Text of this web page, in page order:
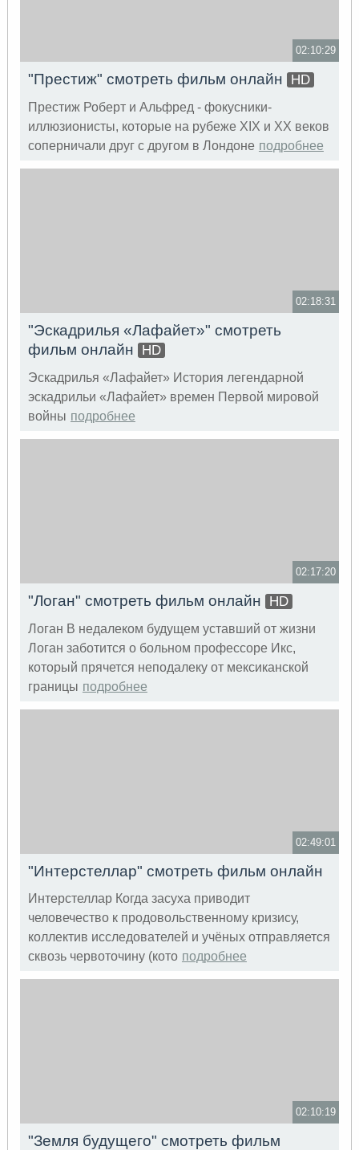
02:10:29
"Престиж" смотреть фильм онлайн HD
Престиж Роберт и Альфред - фокусники-
иллюзионисты, которые на рубеже XIX и XX веков
соперничали друг с другом в Лондоне подробнее
02:18:31
"Эскадрилья «Лафайет»" смотреть
фильм онлайн
HD
Эскадрилья «Лафайет» История легендарной
эскадрильи «Лафайет» времен Первой мировой
войны подробнее
02:17:20
"Логан" смотреть фильм онлайн HD
Логан В недалеком будущем уставший от жизни
Логан заботится о больном профессоре Икс,
который прячется неподалеку от мексиканской
границы подробнее
02:49:01
"Интерстеллар" смотреть фильм онлайн
Интерстеллар Когда засуха приводит
человечество к продовольственному кризису,
коллектив исследователей и учёных отправляется
сквозь червоточину (кото подробнее
02:10:19
"Земля будущего" смотреть фильм